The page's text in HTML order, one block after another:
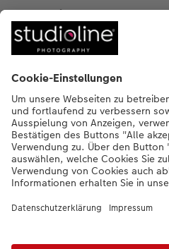
Hingucker,
Bezahlarten
Unsere Versandpartner